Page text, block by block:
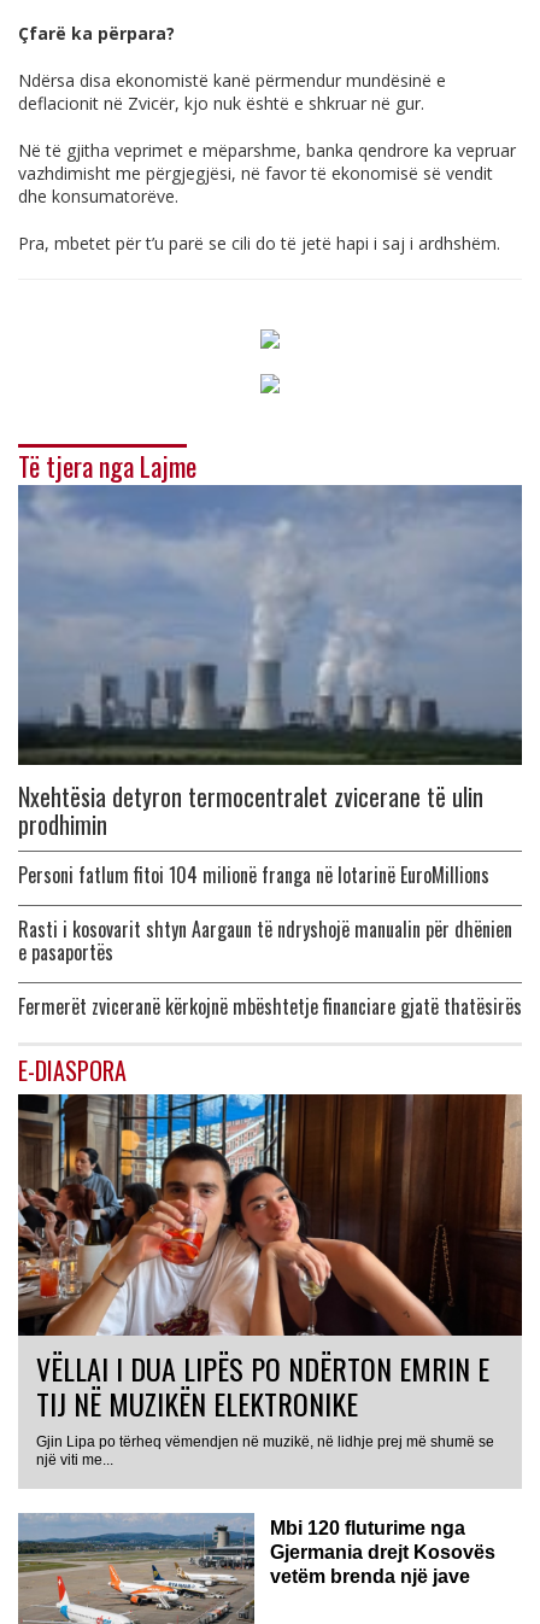
Çfarë ka përpara?
Ndërsa disa ekonomistë kanë përmendur mundësinë e
deflacionit në Zvicër, kjo nuk është e shkruar në gur.
Në të gjitha veprimet e mëparshme, banka qendrore ka vepruar
vazhdimisht me përgjegjësi, në favor të ekonomisë së vendit
dhe konsumatorëve.
Pra, mbetet për t’u parë se cili do të jetë hapi i saj i ardhshëm.
Të tjera nga Lajme
Nxehtësia detyron termocentralet zvicerane të ulin
prodhimin
Personi fatlum fitoi 104 milionë franga në lotarinë EuroMillions
Rasti i kosovarit shtyn Aargaun të ndryshojë manualin për dhënien
e pasaportës
Fermerët zviceranë kërkojnë mbështetje financiare gjatë thatësirës
E-DIASPORA
VËLLAI I DUA LIPËS PO NDËRTON EMRIN E
TIJ NË MUZIKËN ELEKTRONIKE
Gjin Lipa po tërheq vëmendjen në muzikë, në lidhje prej më shumë se
një viti me...
GJERMANI
Mbi 120 fluturime nga
Gjermania drejt Kosovës
vetëm brenda një jave